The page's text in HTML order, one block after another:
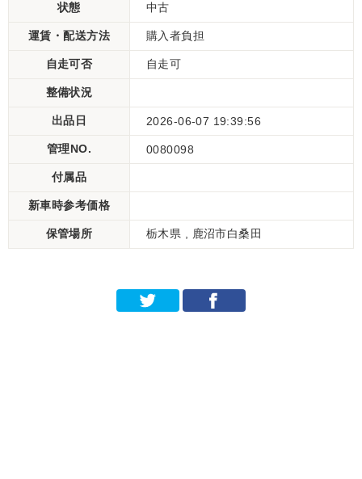
状態 中古
運賃・配送方法 購入者負担
自走可否 自走可
整備状況
出品日 2026-06-07 19:39:56
管理NO. 0080098
付属品
新車時参考価格
保管場所 栃木県 , 鹿沼市白桑田